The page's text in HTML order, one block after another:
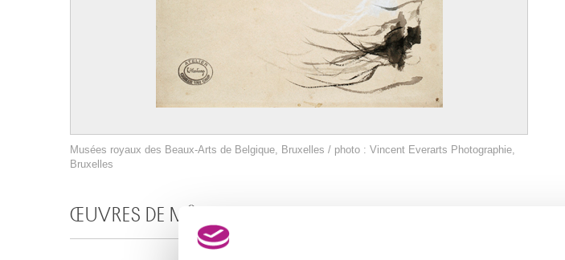
Musées royaux des Beaux-Arts de Belgique, Bruxelles / photo : Vincent Everarts Photographie,
Bruxelles
ŒUVRES DE MÊME AUTEUR